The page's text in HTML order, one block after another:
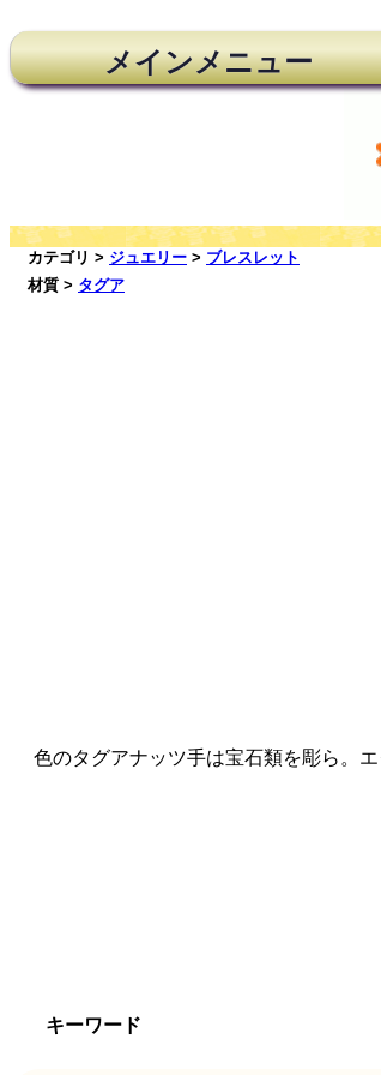
メインメニュー
カテゴリ > ジュエリー > ブレスレット
材質 > タグア
色のタグアナッツ手は宝石類を彫ら。
キーワード